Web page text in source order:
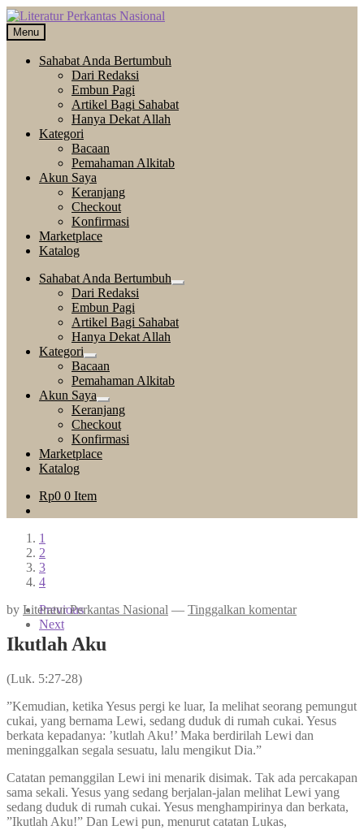
Skip
to
navigation
Langsung
ke
isi
Menu
Sahabat Anda Bertumbuh
Dari Redaksi
Embun Pagi
Artikel Bagi Sahabat
Hanya Dekat Allah
Kategori
Bacaan
Pemahaman Alkitab
Akun Saya
Keranjang
Checkout
Konfirmasi
Marketplace
Katalog
Sahabat Anda Bertumbuh
Expand
Dari Redaksi
Embun Pagi
Artikel Bagi Sahabat
Hanya Dekat Allah
Kategori
Expand
child
menu
Bacaan
Pemahaman Alkitab
Akun Saya
Expand
child
menu
Keranjang
Checkout
Konfirmasi
Marketplace
Katalog
Rp0 0 Item
1
2
3
4
Previous
Next
by Literatur Perkantas Nasional — Tinggalkan komentar
Ikutlah Aku
(Luk. 5:27-28)
”Kemudian, ketika Yesus pergi ke luar, Ia melihat seorang pemungut
cukai, yang bernama Lewi, sedang duduk di rumah cukai. Yesus
berkata kepadanya: ’kutlah Aku!’ Maka berdirilah Lewi dan
meninggalkan segala sesuatu, lalu mengikut Dia.”
Catatan pemanggilan Lewi ini menarik disimak. Tak ada percakapan
sama sekali. Yesus yang sedang berjalan-jalan melihat Lewi yang
sedang duduk di rumah cukai. Yesus menghampirinya dan berkata,
”Ikutlah Aku!” Dan Lewi pun, menurut catatan Lukas,